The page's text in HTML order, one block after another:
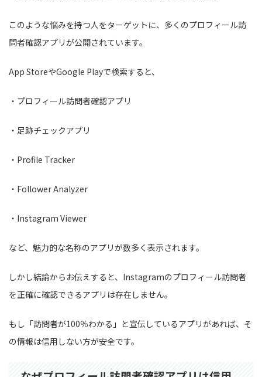
このような悩みを持つ人をターゲットに、多くのプロフィール訪
問者確認アプリが公開されています。
App StoreやGoogle Playで検索すると、
・プロフィール訪問者確認アプリ
・足跡チェックアプリ
・Profile Tracker
・Follower Analyzer
・Instagram Viewer
など、魅力的な名称のアプリが数多く表示されます。
しかし結論からお伝えすると、Instagramのプロフィール訪問者
を正確に確認できるアプリは存在しません。
もし「訪問者が100％わかる」と宣伝しているアプリがあれば、そ
の情報は信用しない方が安全です。